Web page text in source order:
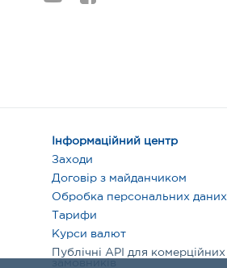
Інформаційний центр
Заходи
Договір з майданчиком
Обробка персональних даних
Тарифи
Курси валют
Публічні API для комерційних